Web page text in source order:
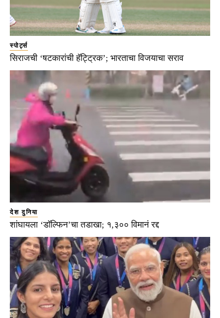
स्पोर्ट्स
सिराजची ‘षटकारांची हॅट्ट्रिक’; भारताचा विजयाचा सराव
देश दुनिया
शांघायला ‘डॉल्फिन’चा तडाखा; १,३०० विमानं रद्द